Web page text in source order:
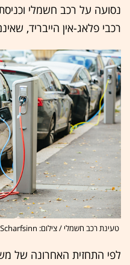
נסועה על רכב חשמלי
רכבי פלאג-אין הייבריד,
טעינת רכב חשמלי / צילום: Shutterstock, Scharfsinn
לפי התחזית האחרונה של